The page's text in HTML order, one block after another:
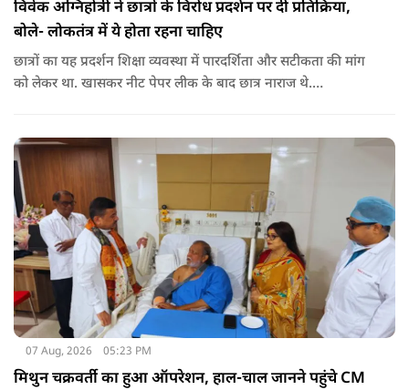
विवेक अग्निहोत्री ने छात्रों के विरोध प्रदर्शन पर दी प्रतिक्रिया,
बोले- लोकतंत्र में ये होता रहना चाहिए
छात्रों का यह प्रदर्शन शिक्षा व्यवस्था में पारदर्शिता और सटीकता की मांग
को लेकर था. खासकर नीट पेपर लीक के बाद छात्र नाराज थे.
07 Aug, 2026 05:23 PM
मिथुन चक्रवर्ती का हुआ ऑपरेशन, हाल-चाल जानने पहुंचे CM